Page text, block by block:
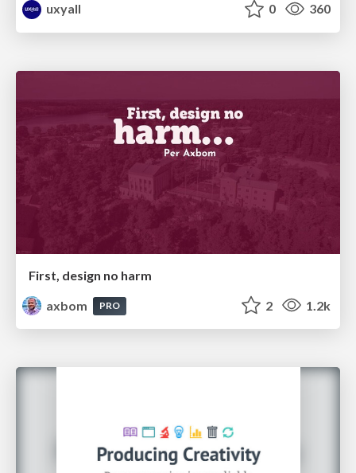
uxyall 0 360
First, design no harm
axbom
PRO 2 1.2k